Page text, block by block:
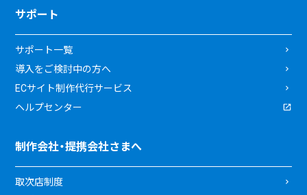
サポート
サポート一覧
導入をご検討中の方へ
ECサイト制作代行サービス
ヘルプセンター
制作会社・提携会社さまへ
取次店制度